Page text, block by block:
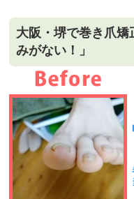
大阪・堺で巻き爪
みがない！」